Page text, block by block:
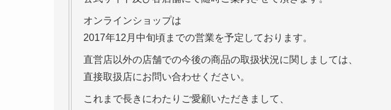
オンラインショップは
2017年12月中旬頃までの営業を予定しております。
直営店以外の店舗での今後の商品の取扱状況に関しましては、
直接取扱店にお問い合わせください。
これまで長きにわたりご愛顧いただきまして、